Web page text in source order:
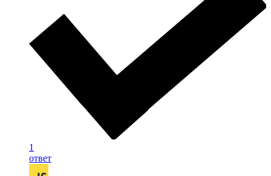
1
ответ